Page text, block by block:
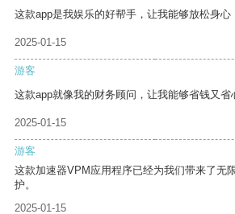
这款app是我娱乐的好帮手，让我能够放松身心
2025-01-15
游客
这款app就像我的财务顾问，让我能够省钱又省
2025-01-15
游客
这款加速器VPM应用程序已经为我们带来了无
护。
2025-01-15